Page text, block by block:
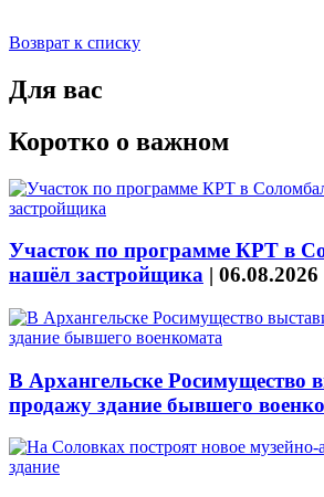
Возврат к списку
Для вас
Коротко о важном
Участок по программе КРТ в
нашёл застройщика | 06.08.2026
В Архангельске Росимущество
продажу здание бывшего